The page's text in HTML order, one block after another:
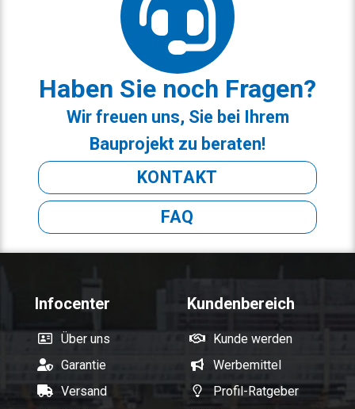
Haben Sie noch Fragen?
Wir freuen uns, Sie bei Ihrem
Bauprojekt zu beraten!
KONTAKT
FAQ
Infocenter
Über uns
Garantie
Versand
Kundenbereich
Kunde werden
Werbemittel
Profil-Ratgeber